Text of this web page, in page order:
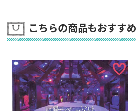
こちらの商品もおすすめ